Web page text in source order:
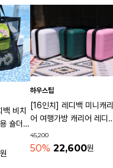
비치
숄더백
물빠
원
하우스팁
[16인치] 레디백 미니캐리
어 여행가방 캐리어 레디
기내용가방
45,200
50% 22,600원